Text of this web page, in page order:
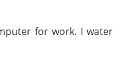
for work. I water